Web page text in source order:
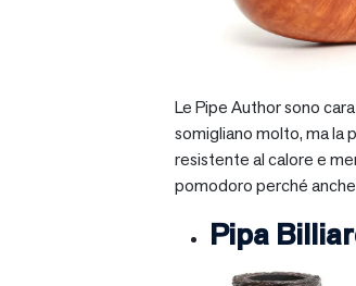
Le Pipe Author sono
somigliano molto, ma la
resistente al calore e
pomodoro perché
Pipa